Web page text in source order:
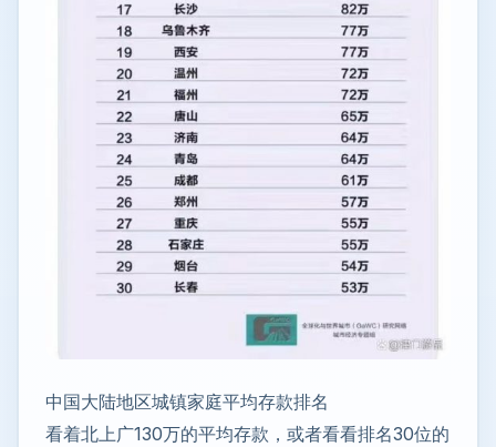
中国大陆地区城镇家庭平均存款排名
看着北上广130万的平均存款，或者看看排名30位的